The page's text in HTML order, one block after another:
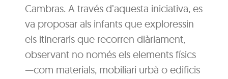
Cambras. A través d’aquesta iniciativa, es
va proposar als infants que exploressin
els itineraris que recorren diàriament,
observant no només els elements físics
—com materials, mobiliari urbà o edificis